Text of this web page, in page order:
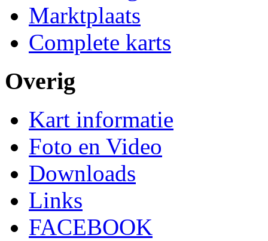
Marktplaats
Complete karts
Overig
Kart informatie
Foto en Video
Downloads
Links
FACEBOOK